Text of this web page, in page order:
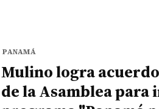
PANAMÁ
Mulino logra
de la Asamblea para